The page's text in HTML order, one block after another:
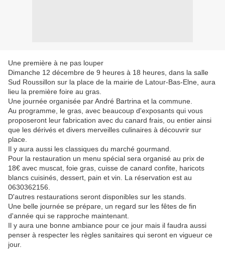
Une première à ne pas louper
Dimanche 12 décembre de 9 heures à 18 heures, dans la salle
Sud Roussillon sur la place de la mairie de Latour-Bas-Elne, aura
lieu la première foire au gras.
Une journée organisée par André Bartrina et la commune.
Au programme, le gras, avec beaucoup d'exposants qui vous
proposeront leur fabrication avec du canard frais, ou entier ainsi
que les dérivés et divers merveilles culinaires à découvrir sur
place.
Il y aura aussi les classiques du marché gourmand.
Pour la restauration un menu spécial sera organisé au prix de
18€ avec muscat, foie gras, cuisse de canard confite, haricots
blancs cuisinés, dessert, pain et vin. La réservation est au
0630362156.
D'autres restaurations seront disponibles sur les stands.
Une belle journée se prépare, un regard sur les fêtes de fin
d'année qui se rapproche maintenant.
Il y aura une bonne ambiance pour ce jour mais il faudra aussi
penser à respecter les règles sanitaires qui seront en vigueur ce
jour.